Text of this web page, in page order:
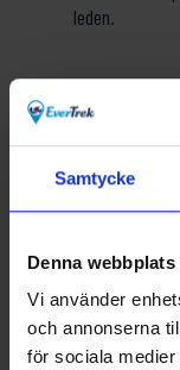
Samtycke
Denna
Vi använder
och annonserna
för sociala
leden.